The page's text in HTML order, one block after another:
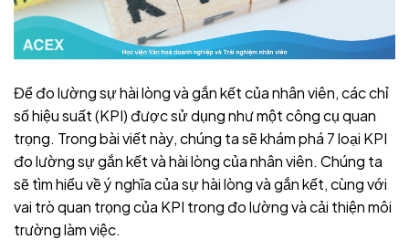
Để đo lường sự hài lòng và gắn kết của nhân viên, các chỉ
số hiệu suất (KPI) được sử dụng như một công cụ quan
trọng. Trong bài viết này, chúng ta sẽ khám phá 7 loại KPI
đo lường sự gắn kết và hài lòng của nhân viên. Chúng ta
sẽ tìm hiểu về ý nghĩa của sự hài lòng và gắn kết, cùng với
vai trò quan trọng của KPI trong đo lường và cải thiện môi
trường làm việc.